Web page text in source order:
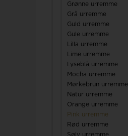
Grønne urremme
Grå urremme
Guld urremme
Gule urremme
Lilla urremme
Lime urremme
Lyseblå urremme
Mocha urremme
Mørkebrun urremme
Natur urremme
Orange urremme
Pink urremme
Rød urremme
Sølv urremme